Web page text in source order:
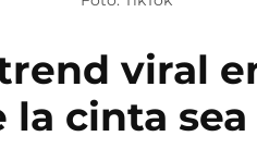
viral
la cinta